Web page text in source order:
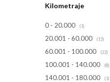
Kilometraje
0 - 20.000 (1)
20.001 - 60.000 (15)
60.001 - 100.000 (22)
100.001 - 140.000 (8)
140.001 - 180.000 (1)